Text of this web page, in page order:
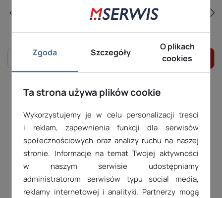
dedykowany sklep
internetowy?
Czym jest aplikacja
natywna?
Skontaktuj się z nami
71 71 81 340
FORMULARZ
KONTAKTOWY 24H
Zgoda Szczegóły
O plikach
cookies
Ta strona używa plików cookie
Wykorzystujemy je w celu personalizacji treści
i reklam, zapewnienia funkcji dla serwisów
społecznościowych oraz analizy ruchu na naszej
stronie. Informacje na temat Twojej aktywności
w naszym serwisie udostępniamy
administratorom serwisów typu social media,
reklamy internetowej i analityki. Partnerzy mogą